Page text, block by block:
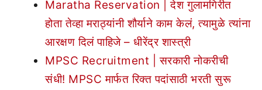
Maratha Reservation | देश गुलामगिरीत
होता तेव्हा मराठ्यांनी शौर्याने काम केलं, त्यामुळे त्यांना
आरक्षण दिलं पाहिजे – धीरेंद्र शास्त्री
MPSC Recruitment | सरकारी नोकरीची
संधी! MPSC मार्फत रिक्त पदांसाठी भरती सुरू